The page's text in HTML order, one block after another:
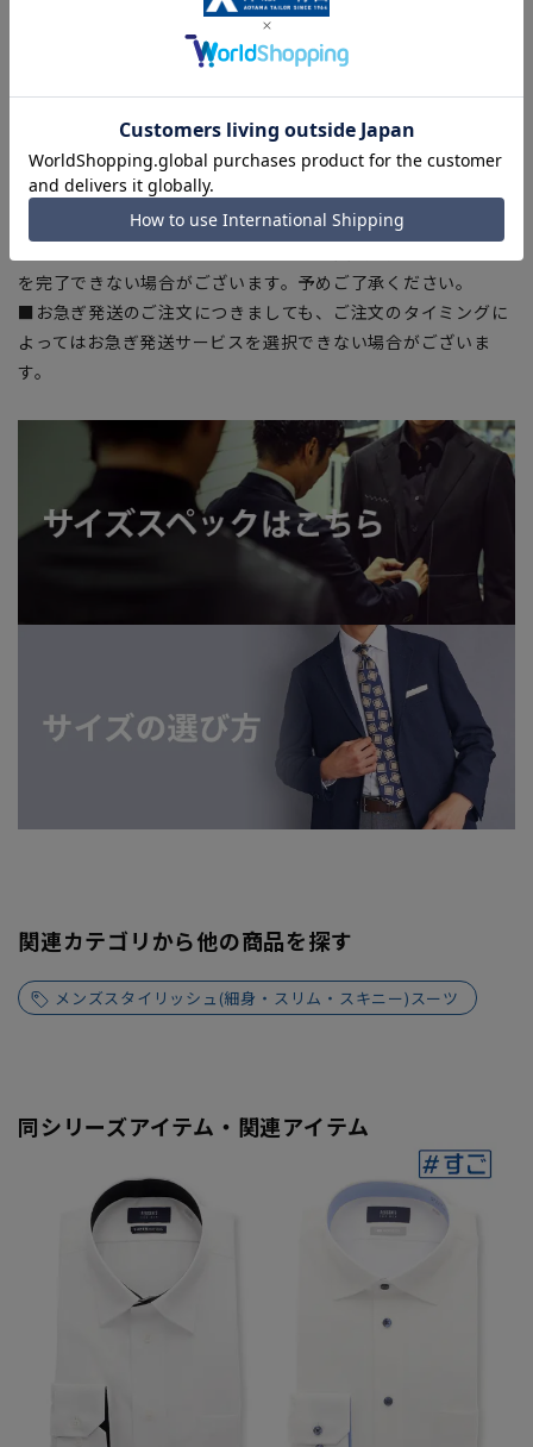
干の誤差が生じる場合がございます。予めご了承ください。
■サイズスペックは仕上がりサイズを記載しております。一
部、商品現物におすすめサイズ(ヌードサイズ)を記載している
商品もございます。
■ブラウザやお使いのモニター環境、また撮影時の室内外の光
加減により、実際の商品と掲載画像の色味が異なる場合がござ
います。
■店舗や各モールサイトと商品在庫を共有しております関係
を完了できない場合がございます。予めご了承ください。
■お急ぎ発送のご注文につきましても、ご注文のタイミングに
よってはお急ぎ発送サービスを選択できない場合がございま
す。
関連カテゴリから他の商品を探す
メンズスタイリッシュ(細身・スリム・スキニー)スーツ
同シリーズアイテム・関連アイテム